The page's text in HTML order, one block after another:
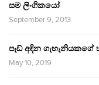
සම ලිංගිකයෝ
September 9, 2013
පෑඩ් අඳින ගැහැනියකගේ
May 10, 2019